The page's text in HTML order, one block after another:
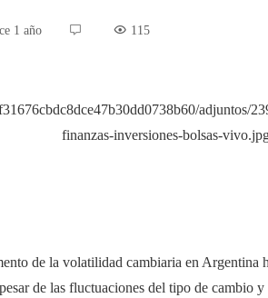
1 año 115
de la volatilidad cambiaria en Argentina
de las fluctuaciones del tipo de cambio